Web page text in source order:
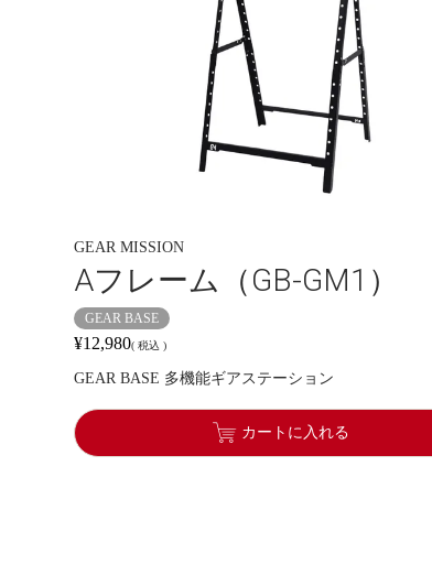
GEAR MISSION
Aフレーム（GB-GM1）
GEAR BASE
¥12,980 税込
GEAR BASE 多機能ギアステーション
カートに入れる